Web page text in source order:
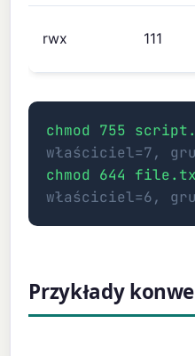
rwx 111
chmod 755
właściciel=7,
chmod 644
właściciel=6,
Przykłady